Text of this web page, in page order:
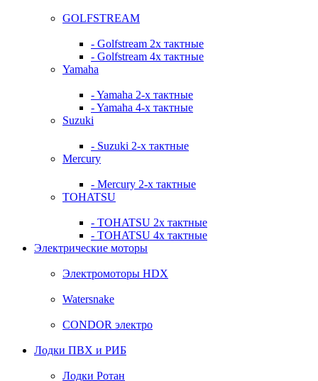
GOLFSTREAM
- Golfstream 2х тактные
- Golfstream 4х тактные
Yamaha
- Yamaha 2-х тактные
- Yamaha 4-х тактные
Suzuki
- Suzuki 2-х тактные
Mercury
- Mercury 2-х тактные
TOHATSU
- TOHATSU 2х тактные
- TOHATSU 4х тактные
Электрические моторы
Электромоторы HDX
Watersnake
CONDOR электро
Лодки ПВХ и РИБ
Лодки Ротан